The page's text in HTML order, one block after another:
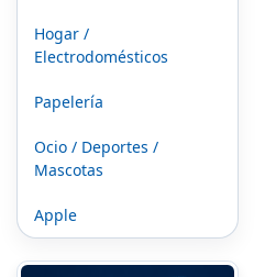
Hogar /
Electrodomésticos
Papelería
Ocio / Deportes /
Mascotas
Apple